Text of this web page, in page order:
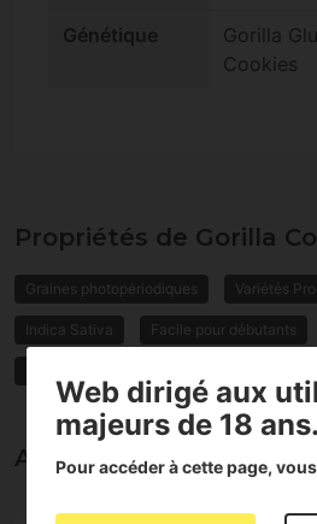
Génétique
Gorilla
Cookies
Propriétés de Gorilla
Graines photopériodiques Variétés
Indica Sativa Facile pour débutants
Avis sur la Gorilla
Web dirigé aux
majeurs de 18 ans.
Pour accéder à cette page,